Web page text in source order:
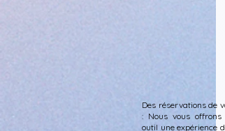
Des réservations de
: Nous vous
outil une expérience